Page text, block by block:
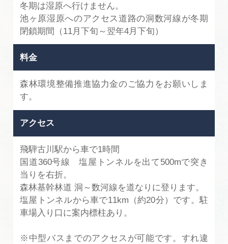
冬期は湿原へ行けません。
池ヶ原湿原へのアクセス道路の洞数河線が冬期
閉鎖期間（11月下旬～翌年4月下旬）
料金
森林環境整備推進協力金のご協力をお願いしま
す。
アクセス
飛騨古川駅から車で1時間
国道360号線 塩屋トンネルを出て500mで突き
当りを右折。
森林基幹林道 洞～数河線を道なりに登ります。
塩屋トンネルから車で11km（約20分）です。駐
車場入り口に案内標柱あり。
※中型バスまでのアクセスが可能です。すれ違